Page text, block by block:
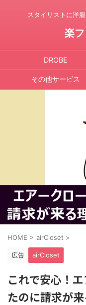
スタイリストに洋
楽
DROBE
その他サービス
HOME > airCloset >
広告 airCloset
これで安心！
たのに請求が